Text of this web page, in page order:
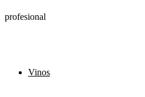
profesional
Vinos